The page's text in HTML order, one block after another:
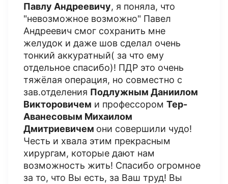
Павлу Андреевичу, я поняла, что
"невозможное возможно" Павел
Андреевич смог сохранить мне
желудок и даже шов сделал очень
тонкий аккуратный( за что ему
отдельное спасибо)! ПДР это очень
тяжёлая операция, но совместно с
зав.отделения Подлужным Даниилом
Викторовичем и профессором Тер-
Аванесовым Михаилом
Дмитриевичем они совершили чудо!
Честь и хвала этим прекрасным
хирургам, которые дают нам
возможность жить! Спасибо огромное
за то, что Вы есть, за Ваш труд! Вы